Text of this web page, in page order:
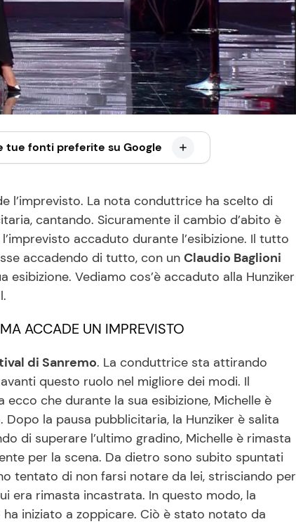
tue fonti preferite su Google
l’imprevisto. La nota conduttrice ha scelto di
cantando. Sicuramente il cambio d’abito è
accaduto durante l’esibizione. Il tutto
accadendo di tutto, con un Claudio Baglioni
Vediamo cos’è accaduto alla Hunziker
ACCADE UN IMPREVISTO
di Sanremo. La conduttrice sta attirando
questo ruolo nel migliore dei modi. Il
che durante la sua esibizione, Michelle è
. Dopo la pausa pubblicitaria, la Hunziker è salita
di superare l’ultimo gradino, Michelle è rimasta
per la scena. Da dietro sono subito spuntati
tentato di non farsi notare da lei, strisciando per
era rimasta incastrata. In questo modo, la
iniziato a zoppicare. Ciò è stato notato da